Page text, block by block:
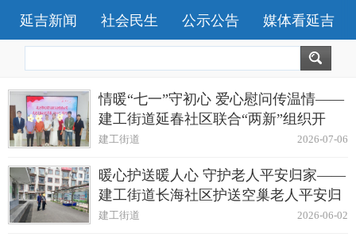
延吉新闻 社会民生 公示公告 媒体看延吉
情暖“七一”守初心 爱心慰问传温情——
建工街道延春社区联合“两新”组织开
展“七一”慰问活动
2026-07-06
建工街道
暖心护送暖人心 守护老人平安归家——
建工街道长海社区护送空巢老人平安归
家
2026-06-02
建工街道